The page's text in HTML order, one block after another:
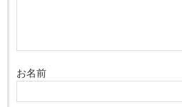
お名前